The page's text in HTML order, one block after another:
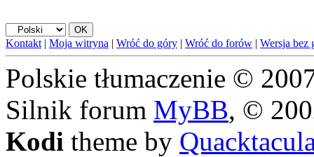
Kontakt | Moja witryna | Wróć do góry | Wróć do forów | Wersja bez
Polskie tłumaczenie ©
Silnik forum MyBB, ©
Kodi theme by